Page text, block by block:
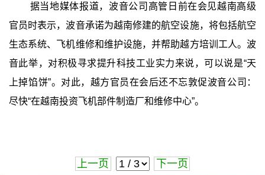
据当地媒体报道，波音公司高管日前在会见越南高级
官员时表示，波音承诺为越南修建的航空设施，将包括航空
生态系统、飞机维修和维护设施，并帮助越方培训工人。波
音此举，对积极寻求提升科技工业实力来说，可以说是“天
上掉馅饼”。对此，越方官员在会后还不忘敦促波音公司：
尽快“在越南投资飞机部件制造厂和维修中心”。
上一页 下一页